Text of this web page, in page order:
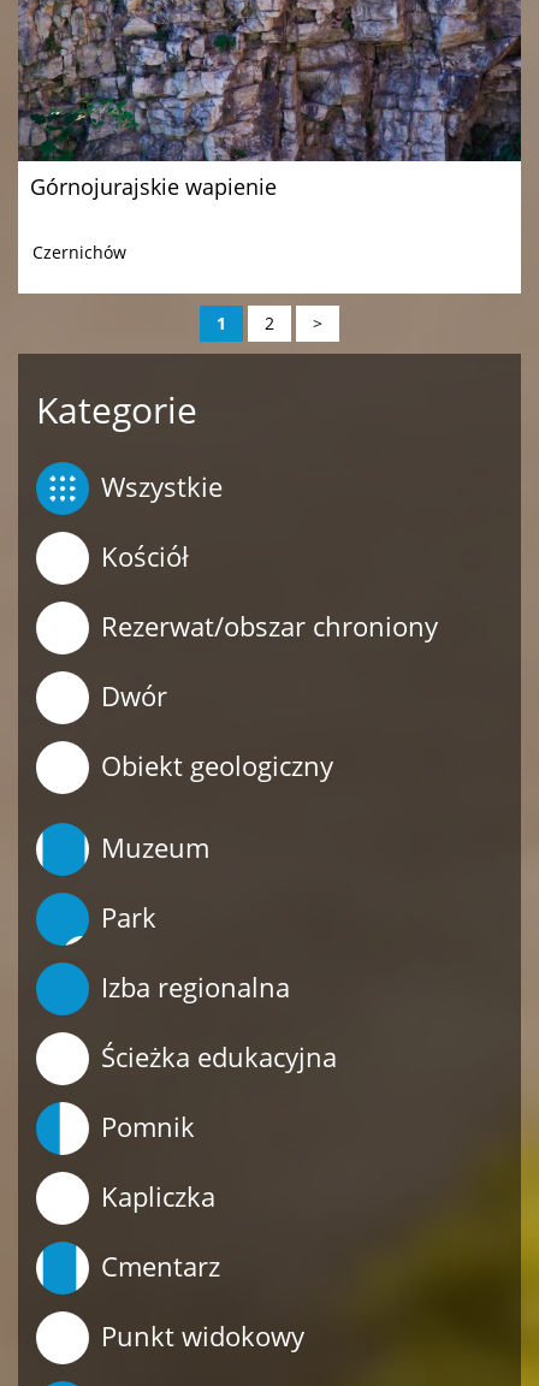
Górnojurajskie wapienie
Czernichów
1 2 >
Kategorie
Wszystkie
Kościół
Rezerwat/obszar chroniony
Dwór
Obiekt geologiczny
Muzeum
Park
Izba regionalna
Ścieżka edukacyjna
Pomnik
Kapliczka
Cmentarz
Punkt widokowy